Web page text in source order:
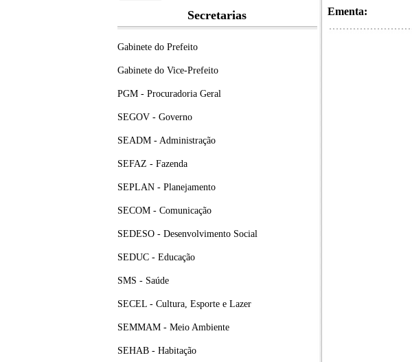
Secretarias
Gabinete do Prefeito
Gabinete do Vice-Prefeito
PGM - Procuradoria Geral
SEGOV - Governo
SEADM - Administração
SEFAZ - Fazenda
SEPLAN - Planejamento
SECOM - Comunicação
SEDESO - Desenvolvimento Social
SEDUC - Educação
SMS - Saúde
SECEL - Cultura, Esporte e Lazer
SEMMAM - Meio Ambiente
SEHAB - Habitação
Ementa: